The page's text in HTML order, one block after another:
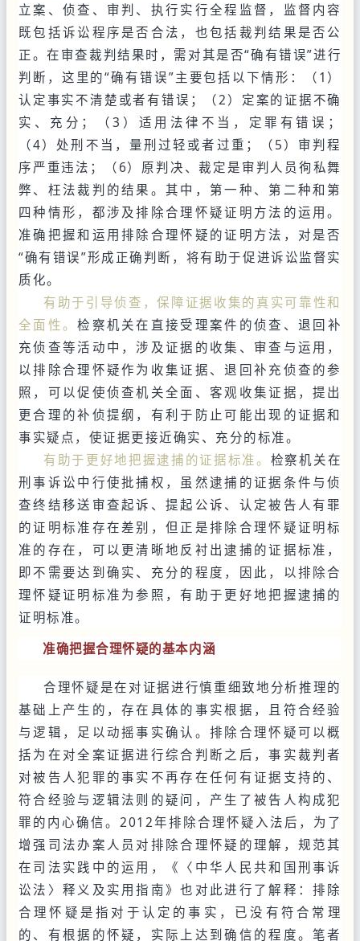
立案、侦查、审判、执行实行全程监督，监督内容
既包括诉讼程序是否合法，也包括裁判结果是否公
正。在审查裁判结果时，需对其是否“确有错误”进行
判断，这里的“确有错误”主要包括以下情形：（1）
认定事实不清楚或者有错误；（2）定案的证据不确
实、充分；（3）适用法律不当，定罪有错误；
（4）处刑不当，量刑过轻或者过重；（5）审判程
序严重违法；（6）原判决、裁定是审判人员徇私舞
弊、枉法裁判的结果。其中，第一种、第二种和第
四种情形，都涉及排除合理怀疑证明方法的运用。
准确把握和运用排除合理怀疑的证明方法，对是否
“确有错误”形成正确判断，将有助于促进诉讼监督实
质化。
有助于引导侦查，保障证据收集的真实可靠性和
全面性。检察机关在直接受理案件的侦查、退回补
充侦查等活动中，涉及证据的收集、审查与运用，
以排除合理怀疑作为收集证据、退回补充侦查的参
照，可以促使侦查机关全面、客观收集证据，提出
更合理的补侦提纲，有利于防止可能出现的证据和
事实疑点，使证据更接近确实、充分的标准。
有助于更好地把握逮捕的证据标准。 检察机关在
刑事诉讼中行使批捕权，虽然逮捕的证据条件与侦
查终结移送审查起诉、提起公诉、认定被告人有罪
的证明标准存在差别，但正是排除合理怀疑证明标
准的存在，可以更清晰地反衬出逮捕的证据标准，
即不需要达到确实、充分的程度，因此，以排除合
理怀疑证明标准为参照，有助于更好地把握逮捕的
证明标准。
准确把握合理怀疑的基本内涵
合理怀疑是在对证据进行慎重细致地分析推理的
基础上产生的，存在具体的事实根据，且符合经验
与逻辑，足以动摇事实确认。排除合理怀疑可以概
括为在对全案证据进行综合判断之后，事实裁判者
对被告人犯罪的事实不再存在任何有证据支持的、
符合经验与逻辑法则的疑问，产生了被告人构成犯
罪的内心确信。2012年排除合理怀疑入法后，为了
增强司法办案人员对排除合理怀疑的理解，规范其
在司法实践中的运用，《〈中华人民共和国刑事诉
讼法〉释义及实用指南》也对此进行了解释：排除
合理怀疑是指对于认定的事实，已没有符合常理
的、有根据的怀疑，实际上达到确信的程度。笔者